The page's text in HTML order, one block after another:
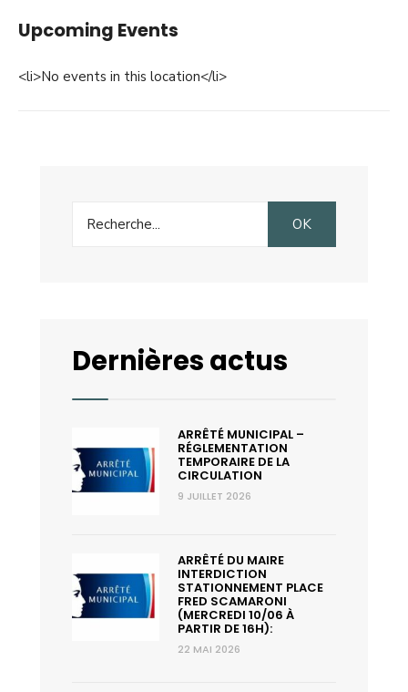
Upcoming Events
<li>No events in this location</li>
for:
OK
Dernières actus
ARRÊTÉ MUNICIPAL –
RÉGLEMENTATION
TEMPORAIRE DE LA
CIRCULATION
9 JUILLET 2026
ARRÊTÉ DU MAIRE
INTERDICTION
STATIONNEMENT PLACE
FRED SCAMARONI
(MERCREDI 10/06 À
PARTIR DE 16H):
22 MAI 2026